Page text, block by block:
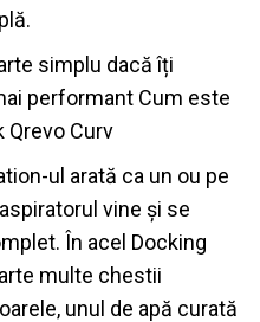
simplu dacă îți
performant Cum este
Qrevo Curv
ul arată ca un ou pe
vine și se
În acel Docking
multe chestii
unul de apă curată